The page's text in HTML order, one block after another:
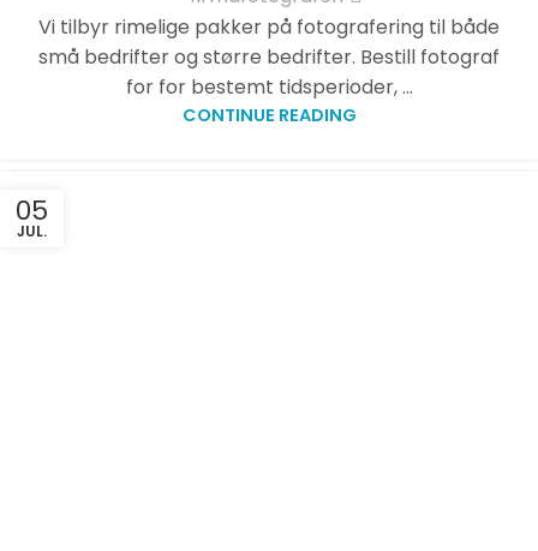
Vi tilbyr rimelige pakker på fotografering til både
små bedrifter og større bedrifter. Bestill fotograf
for for bestemt tidsperioder, ...
CONTINUE READING
05
JUL.